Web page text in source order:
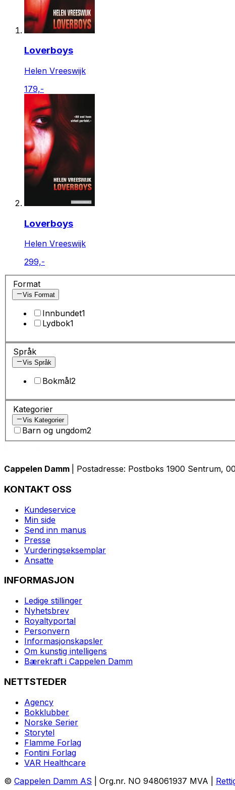
Loverboys
Helen Vreeswijk
179,-
Loverboys
Helen Vreeswijk
299,-
Format
Vis Format
Innbundet1
Lydbok1
Språk
Vis Språk
Bokmål2
Kategorier
Vis Kategorier
Barn og ungdom2
Cappelen Damm | Postadresse: Postboks 1900 Sentrum,
KONTAKT OSS
Kundeservice
Min side
Send inn manus
Presse
Vurderingseksemplar
Ansatte
INFORMASJON
Ledige stillinger
Nyhetsbrev
Royaltyportal
Personvern
Informasjonskapsler
Om kunstig intelligens
Bærekraft i Cappelen Damm
NETTSTEDER
Agency
Bokklubber
Norske Serier
Storytel
Flamme Forlag
Fontini Forlag
VAR Healthcare
© Cappelen Damm AS | Org.nr. NO 948061937 MVA |